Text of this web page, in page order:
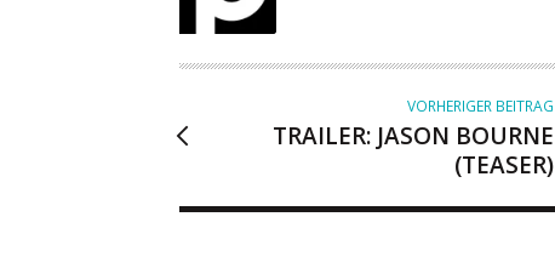
R
VORHERIGER BEITRAG
TRAILER: JASON BOURNE
(TEASER)